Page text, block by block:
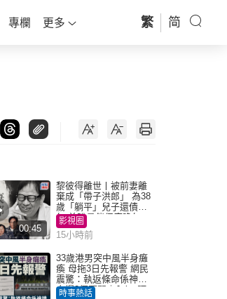
專欄 更多 繁 简
00:45
黎彼得離世丨被前妻離
棄成「帶子洪郎」 為38
歲「躺平」兒子還債多
年 曾盼尋伴侶度晚年
影視圈
15小時前
33歲港男突中風半身癱
瘓 母拖3日先報警 網民
震驚：執返條命係神蹟
自爆2個惡習｜Juicy叮
時事熱話